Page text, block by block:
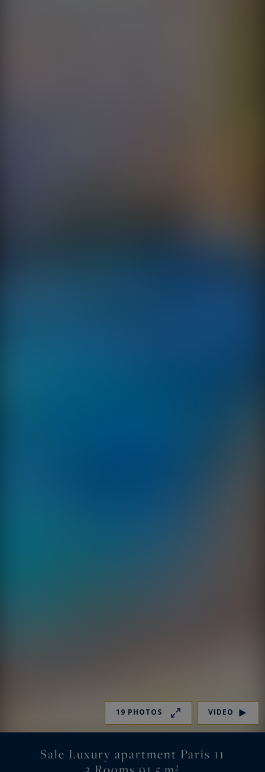
19 PHOTOS VIDEO
Sale Luxury apartment Paris 11